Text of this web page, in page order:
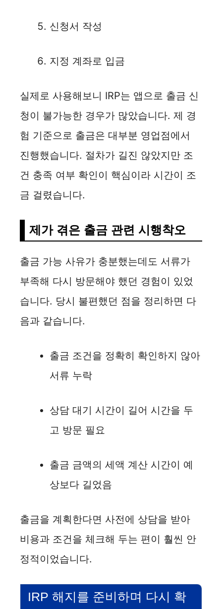
신청서 작성
지정 계좌로 입금
실제로 사용해보니 IRP는 앱으로 출금 신
청이 불가능한 경우가 많았습니다. 제 경
험 기준으로 출금은 대부분 영업점에서
진행했습니다. 절차가 길진 않았지만 조
건 충족 여부 확인이 핵심이라 시간이 조
금 걸렸습니다.
제가 겪은 출금 관련 시행착오
출금 가능 사유가 충분했는데도 서류가
부족해 다시 방문해야 했던 경험이 있었
습니다. 당시 불편했던 점을 정리하면 다
음과 같습니다.
출금 조건을 정확히 확인하지 않아
서류 누락
상담 대기 시간이 길어 시간을 두
고 방문 필요
출금 금액의 세액 계산 시간이 예
상보다 길었음
출금을 계획한다면 사전에 상담을 받아
비용과 조건을 체크해 두는 편이 훨씬 안
정적이었습니다.
IRP 해지를 준비하며 다시 확